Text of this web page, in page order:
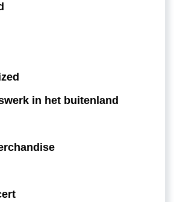
in het buitenland